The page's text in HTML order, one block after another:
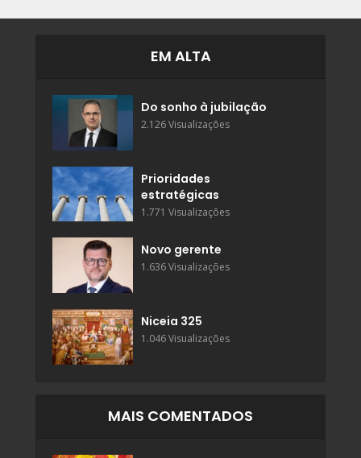
EM ALTA
Do sonho à jubilação
2.126 Visualizações
Prioridades
estratégicas
1.771 Visualizações
Novo gerente
1.636 Visualizações
Niceia 325
1.046 Visualizações
MAIS COMENTADOS